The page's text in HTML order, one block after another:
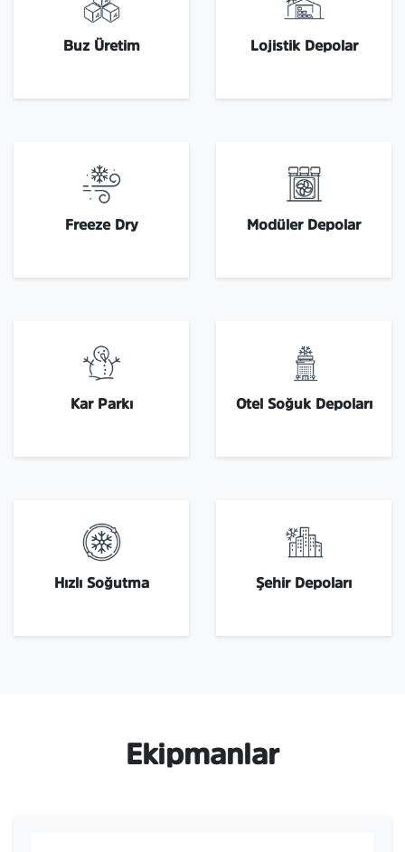
Buz Üretim Lojistik Depolar
Freeze Dry Modüler Depolar
Kar Parkı Otel Soğuk Depoları
Hızlı Soğutma Şehir Depoları
Ekipmanlar